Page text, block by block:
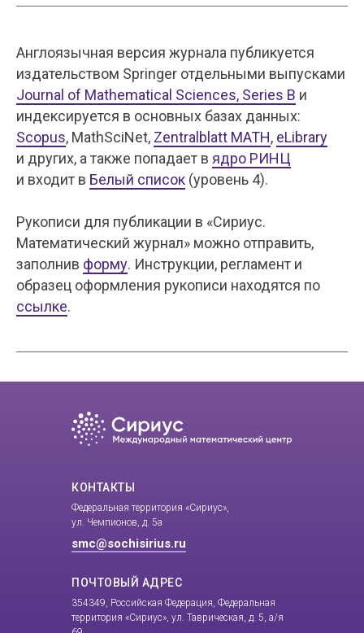
Англоязычная версия журнала публикуется
издательством Springer отдельными выпусками
Journal of Mathematical Sciences, Series B и
индексируется в основных базах данных:
Scopus, MathSciNet, Zentralblatt MATH, eLibrary
и других, а также попадает в ядро РИНЦ
и входит в Белый список (уровень 4).
Рукописи для публикации в «Сириус.
Математический журнал» можно отправить,
заполнив форму. Инструкции, регламент и
образец оформления рукописи находятся по
ссылке.
smc@sochisirius.ru
Федеральная территория «Сириус»,
ул. Чемпионов, д. 5а
КОНТАКТЫ
ПОЧТОВЫЙ АДРЕС
354349, Российская Федерация, Федеральная
территория «Сириус», ул. Таврическая, д. 5, а/я